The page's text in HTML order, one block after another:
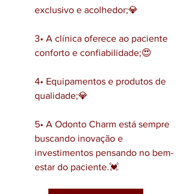
exclusivo e acolhedor;💎
3• A clínica oferece ao paciente
conforto e confiabilidade;😍
4• Equipamentos e produtos de
qualidade;💎
5• A Odonto Charm está sempre
buscando inovação e
investimentos pensando no bem-
estar do paciente.💓